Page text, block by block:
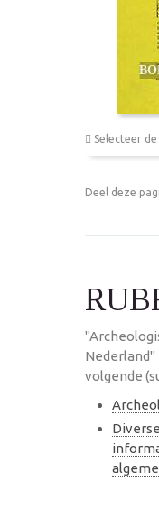
Selecteer
Deel deze
Nederland"
volgende